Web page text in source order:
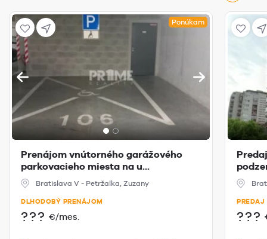
Ponúkam
Prenájom vnútorného garážového
parkovacieho miesta na u...
Bratislava V - Petržalka, Zuzany
DLHODOBÝ PRENÁJOM
??? €/mes.
PREDAJ
???